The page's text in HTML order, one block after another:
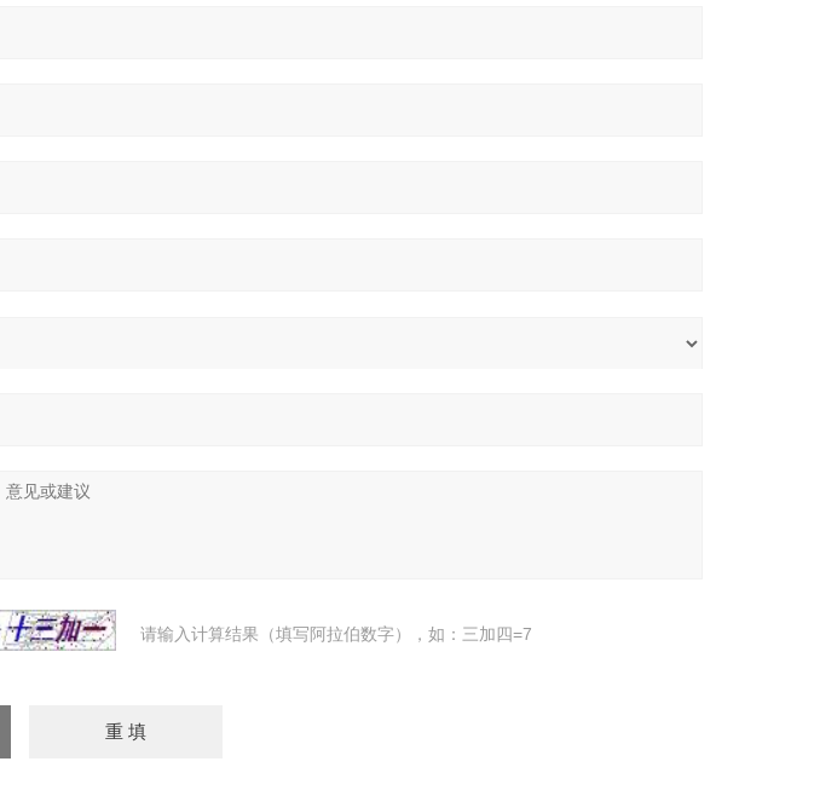
请输入计算结果（填写阿拉伯数字），如：三加四=7